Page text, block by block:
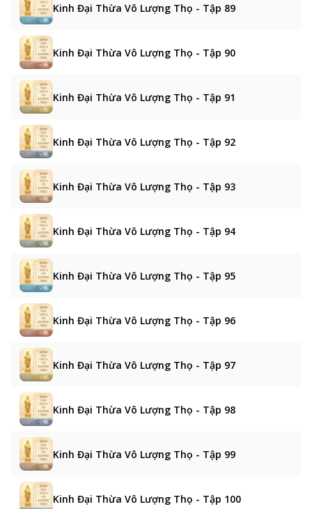
Kinh Đại Thừa Vô Lượng Thọ - Tập 89
Kinh Đại Thừa Vô Lượng Thọ - Tập 90
Kinh Đại Thừa Vô Lượng Thọ - Tập 91
Kinh Đại Thừa Vô Lượng Thọ - Tập 92
Kinh Đại Thừa Vô Lượng Thọ - Tập 93
Kinh Đại Thừa Vô Lượng Thọ - Tập 94
Kinh Đại Thừa Vô Lượng Thọ - Tập 95
Kinh Đại Thừa Vô Lượng Thọ - Tập 96
Kinh Đại Thừa Vô Lượng Thọ - Tập 97
Kinh Đại Thừa Vô Lượng Thọ - Tập 98
Kinh Đại Thừa Vô Lượng Thọ - Tập 99
Kinh Đại Thừa Vô Lượng Thọ - Tập 100